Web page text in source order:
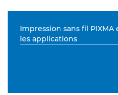
Impression sans fil
les applications